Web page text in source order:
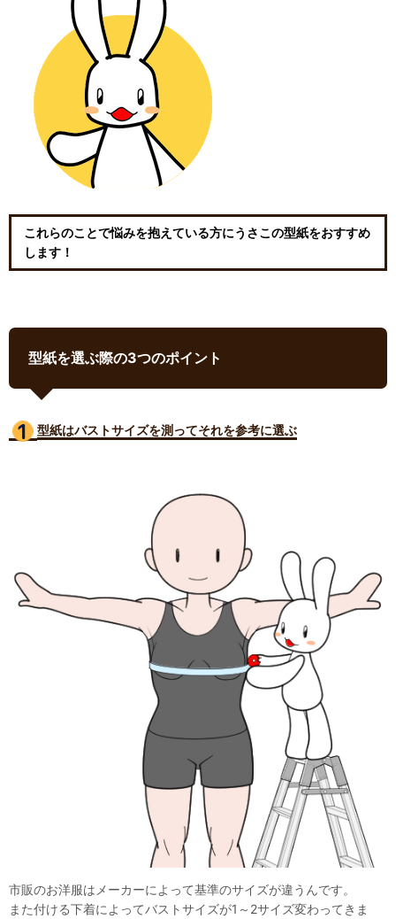
これらのことで悩みを抱えている方にうさこの型紙をおすすめ
します！
型紙を選ぶ際の3つのポイント
型紙はバストサイズを測ってそれを参考に選ぶ
市販のお洋服はメーカーによって基準のサイズが違うんです。
また付ける下着によってバストサイズが1～2サイズ変わってきま